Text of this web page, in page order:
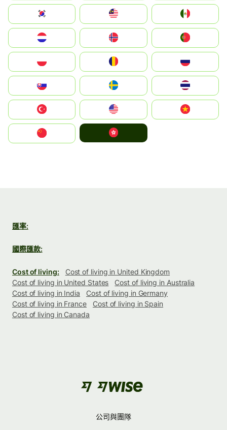
South Korea
United States
中國香港特別行政區
匯率:
國際匯款:
Cost of living:
Cost of living in United Kingdom
Cost of living in United States
Cost of living in Australia
Cost of living in India
Cost of living in Germany
Cost of living in France
Cost of living in Spain
Cost of living in Canada
公司與團隊